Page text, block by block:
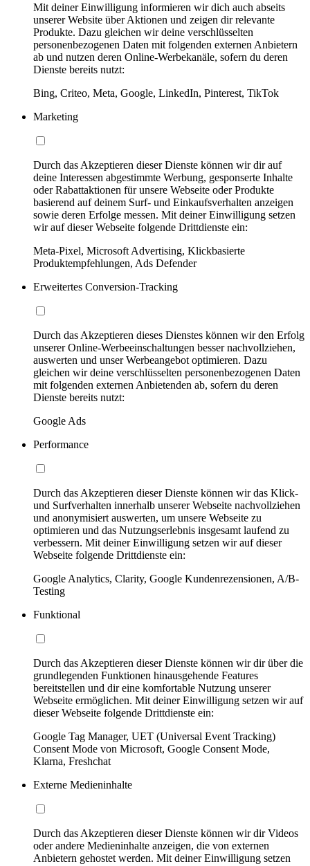
Mit deiner Einwilligung informieren wir dich auch abseits
unserer Website über Aktionen und zeigen dir relevante
Produkte. Dazu gleichen wir deine verschlüsselten
personenbezogenen Daten mit folgenden externen Anbietern
ab und nutzen deren Online-Werbekanäle, sofern du deren
Dienste bereits nutzt:
Bing, Criteo, Meta, Google, LinkedIn, Pinterest, TikTok
Marketing
Durch das Akzeptieren dieser Dienste können wir dir auf
deine Interessen abgestimmte Werbung, gesponserte Inhalte
oder Rabattaktionen für unsere Webseite oder Produkte
basierend auf deinem Surf- und Einkaufsverhalten anzeigen
sowie deren Erfolge messen. Mit deiner Einwilligung setzen
wir auf dieser Webseite folgende Drittdienste ein:
Meta-Pixel, Microsoft Advertising, Klickbasierte
Produktempfehlungen, Ads Defender
Erweitertes Conversion-Tracking
Durch das Akzeptieren dieses Dienstes können wir den Erfolg
unserer Online-Werbeeinschaltungen besser nachvollziehen,
auswerten und unser Werbeangebot optimieren. Dazu
gleichen wir deine verschlüsselten personenbezogenen Daten
mit folgenden externen Anbietenden ab, sofern du deren
Dienste bereits nutzt:
Google Ads
Performance
Durch das Akzeptieren dieser Dienste können wir das Klick-
und Surfverhalten innerhalb unserer Webseite nachvollziehen
und anonymisiert auswerten, um unsere Webseite zu
optimieren und das Nutzungserlebnis insgesamt laufend zu
verbessern. Mit deiner Einwilligung setzen wir auf dieser
Webseite folgende Drittdienste ein:
Google Analytics, Clarity, Google Kundenrezensionen, A/B-
Testing
Funktional
Durch das Akzeptieren dieser Dienste können wir dir über die
grundlegenden Funktionen hinausgehende Features
bereitstellen und dir eine komfortable Nutzung unserer
Webseite ermöglichen. Mit deiner Einwilligung setzen wir auf
dieser Webseite folgende Drittdienste ein:
Google Tag Manager, UET (Universal Event Tracking)
Consent Mode von Microsoft, Google Consent Mode,
Klarna, Freshchat
Externe Medieninhalte
Durch das Akzeptieren dieser Dienste können wir dir Videos
oder andere Medieninhalte anzeigen, die von externen
Anbietern gehostet werden. Mit deiner Einwilligung setzen